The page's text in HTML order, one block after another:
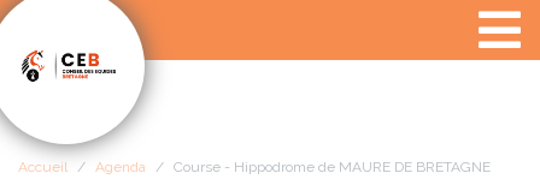
Accueil Agenda Course - Hippodrome de MAURE DE BRETAGNE
Panneau de gestion des cookies